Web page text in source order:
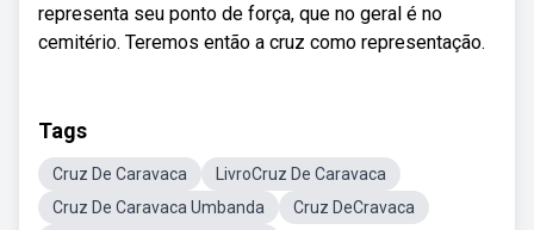
representa seu ponto de força, que no geral é no
cemitério. Teremos então a cruz como representação.
Tags
Cruz De Caravaca
LivroCruz De Caravaca
Cruz De Caravaca Umbanda
Cruz DeCravaca